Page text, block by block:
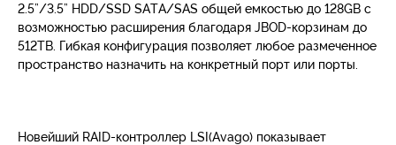
2.5”/3.5” HDD/SSD SATA/SAS общей емкостью до 128GB с
возможностью расширения благодаря JBOD-корзинам до
512TB. Гибкая конфигурация позволяет любое размеченное
пространство назначить на конкретный порт или порты.
Новейший RAID-контроллер LSI(Avago) показывает